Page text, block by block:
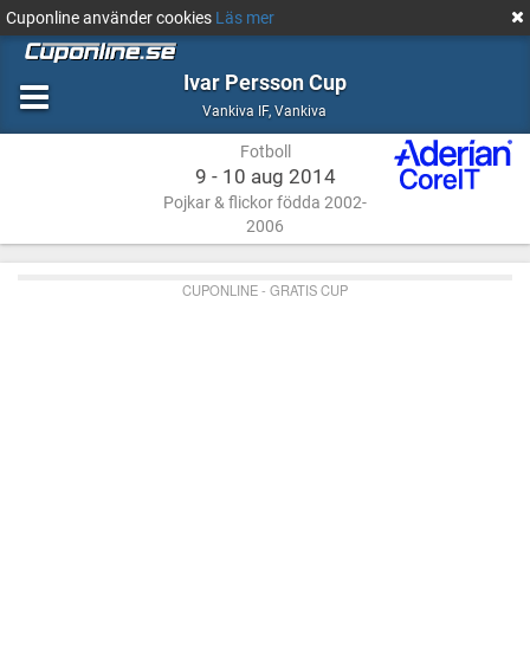
Cuponline använder cookies Läs mer
Ivar Persson Cup
Vankiva IF,Fotboll
Vankiva
Fotboll
9 - 10 aug 2014
Pojkar & flickor födda 2002-
2006
CUPONLINE - GRATIS CUP